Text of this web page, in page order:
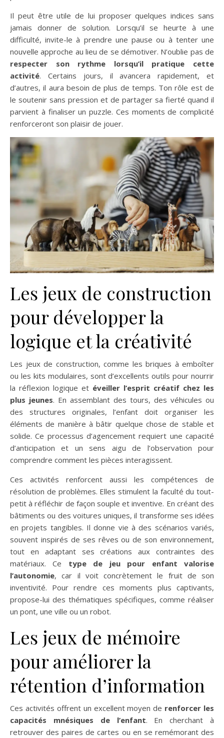
Il peut être utile de lui proposer quelques indices sans
jamais donner de solution. Lorsqu’il se heurte à une
difficulté, invite-le à prendre une pause ou à tenter une
nouvelle approche au lieu de se démotiver. N’oublie pas de
respecter son rythme lorsqu’il pratique cette
activité. Certains jours, il avancera rapidement, et
d’autres, il aura besoin de plus de temps. Ton rôle est de
le soutenir sans pression et de partager sa fierté quand il
parvient à finaliser un puzzle. Ces moments de complicité
renforceront son plaisir de jouer.
Les jeux de construction
pour développer la
logique et la créativité
Les jeux de construction, comme les briques à emboîter
ou les kits modulaires, sont d’excellents outils pour nourrir
la réflexion logique et éveiller l’esprit créatif chez les
plus jeunes. En assemblant des tours, des véhicules ou
des structures originales, l’enfant doit organiser les
éléments de manière à bâtir quelque chose de stable et
solide. Ce processus d’agencement requiert une capacité
d’anticipation et un sens aigu de l’observation pour
comprendre comment les pièces interagissent.
Ces activités renforcent aussi les compétences de
résolution de problèmes. Elles stimulent la faculté du tout-
petit à réfléchir de façon souple et inventive. En créant des
bâtiments ou des voitures uniques, il transforme ses idées
en projets tangibles. Il donne vie à des scénarios variés,
souvent inspirés de ses rêves ou de son environnement,
tout en adaptant ses créations aux contraintes des
matériaux. Ce type de jeu pour enfant valorise
l’autonomie, car il voit concrètement le fruit de son
inventivité. Pour rendre ces moments plus captivants,
propose-lui des thématiques spécifiques, comme réaliser
un pont, une ville ou un robot.
Les jeux de mémoire
pour améliorer la
rétention d’information
Ces activités offrent un excellent moyen de renforcer les
capacités mnésiques de l’enfant. En cherchant à
retrouver des paires de cartes ou en se remémorant des